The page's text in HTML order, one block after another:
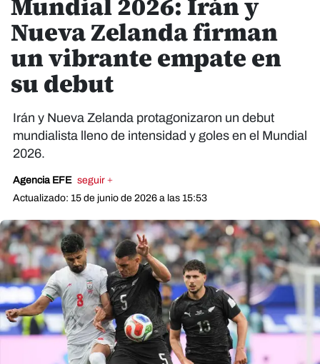
Nueva Zelanda firman
un vibrante empate en
su debut
Irán y Nueva Zelanda protagonizaron un debut
mundialista lleno de intensidad y goles en el Mundial
2026.
Agencia EFE seguir +
Actualizado: 15 de junio de 2026 a las 15:53